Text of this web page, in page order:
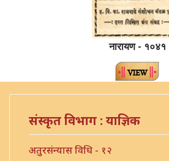
नारायण - १०४१
संस्कृत विभाग : याज्ञिक
अतुरसंन्यास विधि - १२